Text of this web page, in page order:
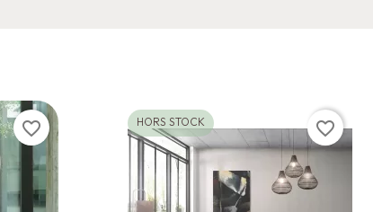
favorite_border HORS STOCK favorite_border